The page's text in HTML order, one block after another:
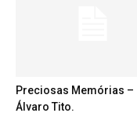
Preciosas Memórias –
Álvaro Tito.